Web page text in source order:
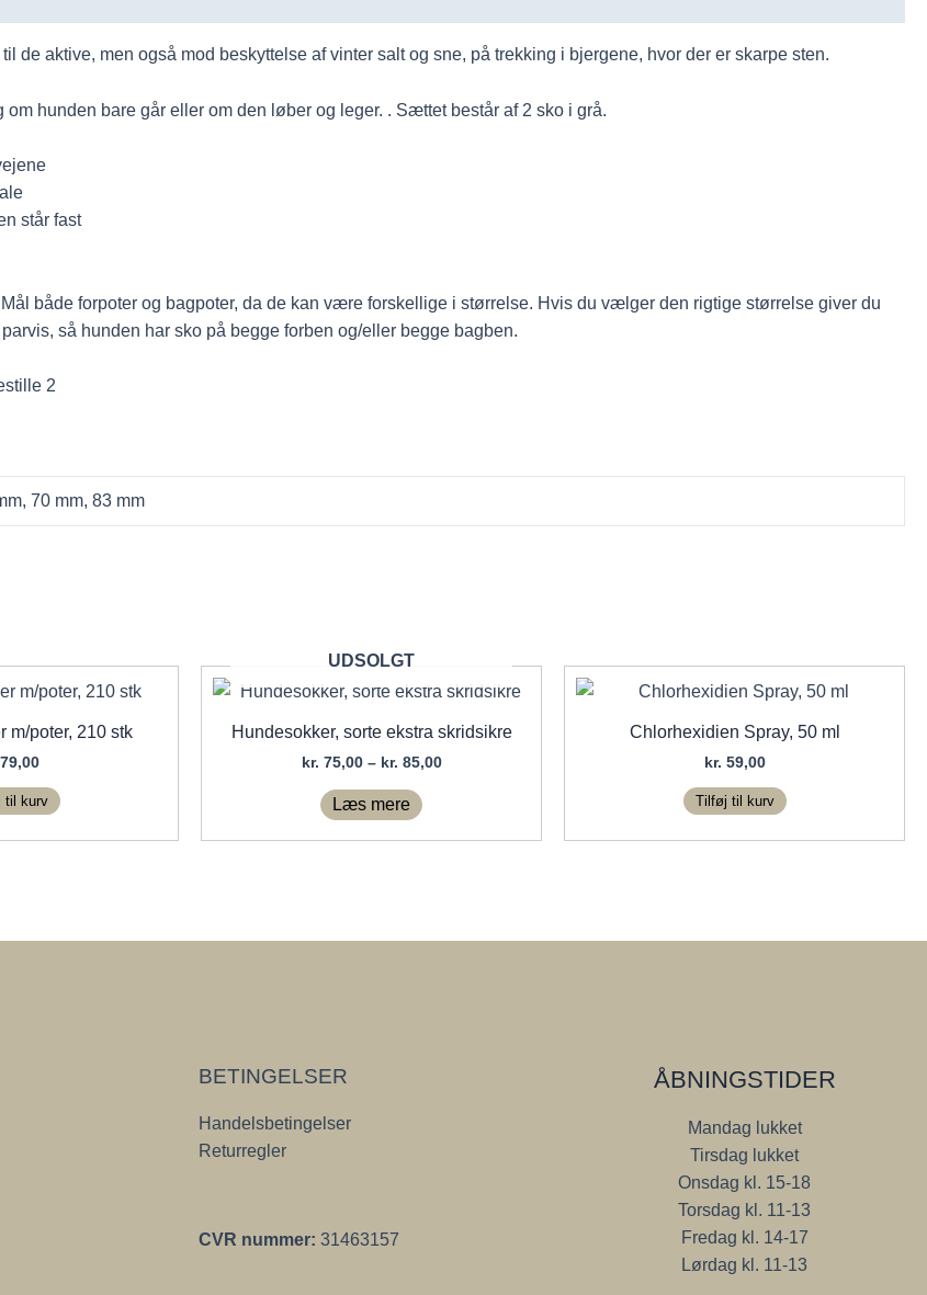
de aktive, men også mod beskyttelse af vinter salt og sne, på trekking i bjergene, hvor der er skarpe sten.
hunden bare går eller om den løber og leger. . Sættet består af 2 sko i grå.
står fast
både forpoter og bagpoter, da de kan være forskellige i størrelse. Hvis du vælger den rigtige størrelse giver du
så hunden har sko på begge forben og/eller begge bagben.
2
70 mm, 83 mm
m/poter, 210 stk
79,00
til kurv
UDSOLGT
Hundesokker, sorte ekstra skridsikre
kr. 75,00 – kr. 85,00Prisinterval:
Læs mere
Chlorhexidien Spray, 50 ml
kr. 59,00
Tilføj til kurv
BETINGELSER
Handelsbetingelser
Returregler
CVR nummer: 31463157
ÅBNINGSTIDER
Mandag lukket
Tirsdag lukket
Onsdag kl. 15-18
Torsdag kl. 11-13
Fredag kl. 14-17
Lørdag kl. 11-13